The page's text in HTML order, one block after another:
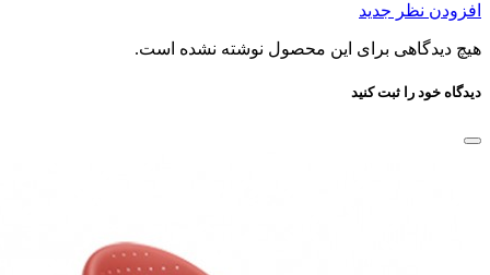
افزودن نظر جدید
هیچ دیدگاهی برای این محصول نوشته نشده است.
دیدگاه خود را ثبت کنید